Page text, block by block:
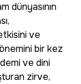
dünyasının
ve
bir kez
ve dini
zirve,